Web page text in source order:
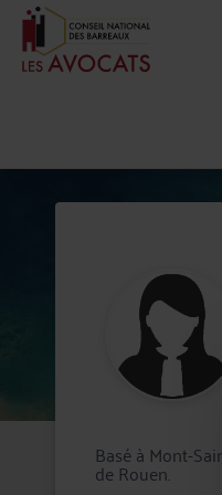
Basé à Mont-
de Rouen.